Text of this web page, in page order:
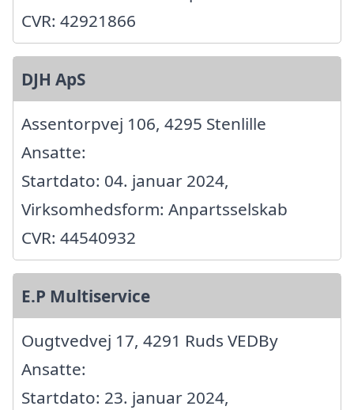
CVR: 42921866
DJH ApS
Assentorpvej 106, 4295 Stenlille
Ansatte:
Startdato: 04. januar 2024,
Virksomhedsform: Anpartsselskab
CVR: 44540932
E.P Multiservice
Ougtvedvej 17, 4291 Ruds VEDBy
Ansatte:
Startdato: 23. januar 2024,